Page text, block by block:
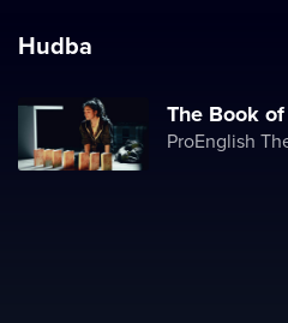
Hudba
The Book
ProEnglish